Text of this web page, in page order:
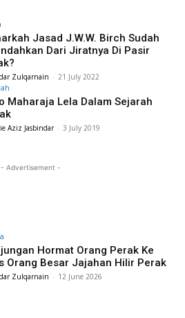
Jasad J.W.W. Birch Sudah
Dari Jiratnya Di Pasir
Zulqarnain - 21 July 2022
Maharaja Lela Dalam Sejarah
Aziz Jasbindar - 3 July 2019
- Advertisement -
Hormat Orang Perak Ke
Orang Besar Jajahan Hilir Perak
Zulqarnain - 12 June 2026